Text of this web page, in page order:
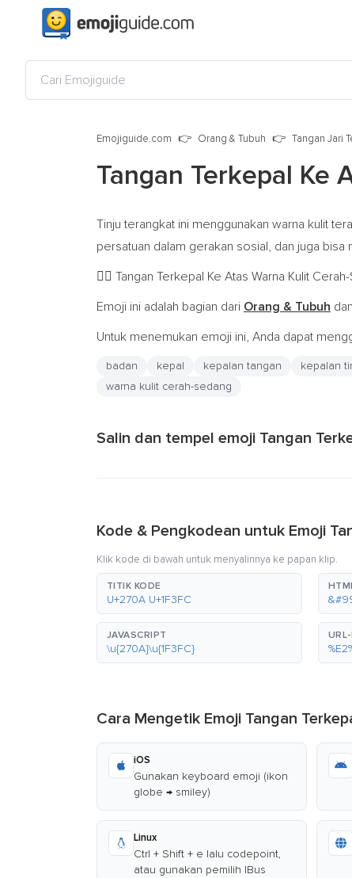
Emojiguide.com Orang & Tubuh Tangan Jari
Tangan Terkepal Ke
Tinju terangkat ini menggunakan warna kulit
persatuan dalam gerakan sosial, dan juga
✊🏼 Tangan Terkepal Ke Atas Warna Kulit
Emoji ini adalah bagian dari Orang & Tubuh
Untuk menemukan emoji ini, Anda dapat
badan kepal kepalan tangan kepalan
warna kulit cerah-sedang
Salin dan tempel emoji Tangan
Kode & Pengkodean untuk Emoji
Klik kode di bawah untuk menyalinnya ke papan klip.
TITIK KODE
U+270A U+1F3FC
JAVASCRIPT
\u{270A}\u{1F3FC}
Cara Mengetik Emoji Tangan
iOS
Gunakan keyboard emoji (ikon
globe → smiley)
Linux
Ctrl + Shift + e lalu codepoint,
atau gunakan pemilih IBus